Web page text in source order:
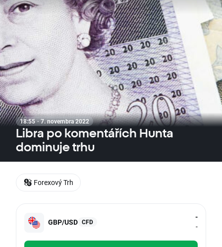
18:55 · 7. novembra 2022
Libra po komentářích Hunta
dominuje trhu
GBP/USD CFD
-
-
Forexový Trh